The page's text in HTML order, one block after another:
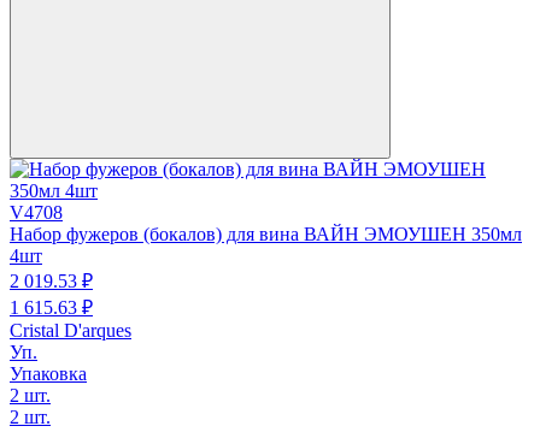
V4708
Набор фужеров (бокалов) для вина ВАЙН ЭМОУШЕН 350мл
4шт
2 019.53 ₽
1 615.63 ₽
Cristal D'arques
Уп.
Упаковка
2 шт.
2 шт.